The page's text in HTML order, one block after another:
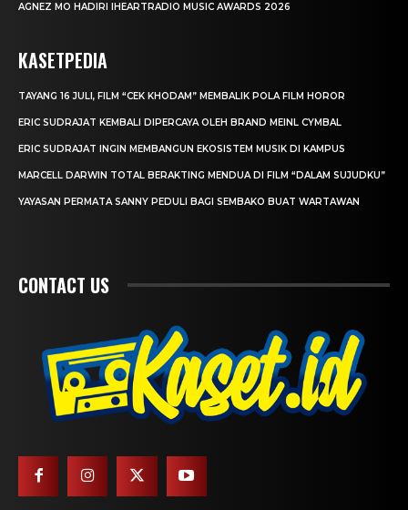
AGNEZ MO HADIRI IHEARTRADIO MUSIC AWARDS 2026
KASETPEDIA
TAYANG 16 JULI, FILM “CEK KHODAM” MEMBALIK POLA FILM HOROR
ERIC SUDRAJAT KEMBALI DIPERCAYA OLEH BRAND MEINL CYMBAL
ERIC SUDRAJAT INGIN MEMBANGUN EKOSISTEM MUSIK DI KAMPUS
MARCELL DARWIN TOTAL BERAKTING MENDUA DI FILM “DALAM SUJUDKU”
YAYASAN PERMATA SANNY PEDULI BAGI SEMBAKO BUAT WARTAWAN
CONTACT US